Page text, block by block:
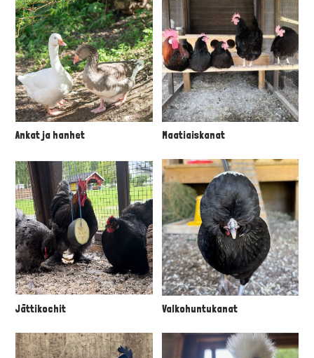
Ankat ja hanhet Maatiaiskanat
Jättikochit Valkohuntukanat